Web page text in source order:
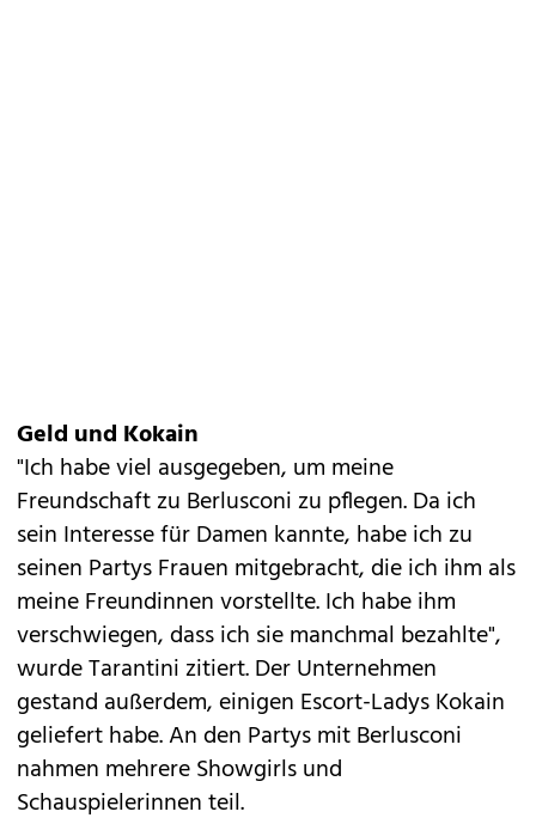
Geld und Kokain
"Ich habe viel ausgegeben, um meine
Freundschaft zu Berlusconi zu pflegen. Da ich
sein Interesse für Damen kannte, habe ich zu
seinen Partys Frauen mitgebracht, die ich ihm als
meine Freundinnen vorstellte. Ich habe ihm
verschwiegen, dass ich sie manchmal bezahlte",
wurde Tarantini zitiert. Der Unternehmen
gestand außerdem, einigen Escort-Ladys Kokain
geliefert habe. An den Partys mit Berlusconi
nahmen mehrere Showgirls und
Schauspielerinnen teil.